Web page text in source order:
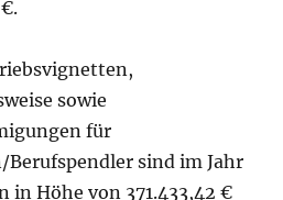
sowie
für
sind im Jahr
in Höhe von 371.433,42 €